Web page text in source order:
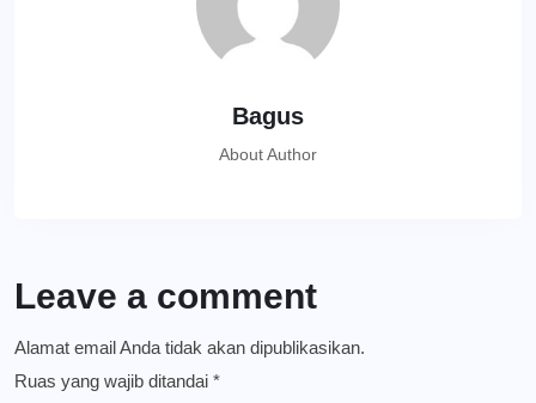
Bagus
About Author
Leave a comment
Alamat email Anda tidak akan dipublikasikan.
Ruas yang wajib ditandai *